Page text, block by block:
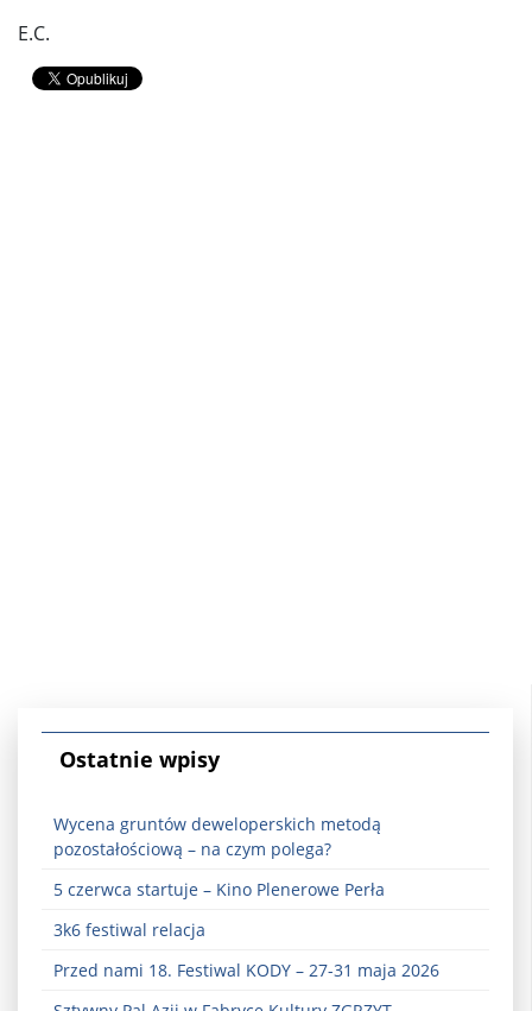
E.C.
Ostatnie wpisy
Wycena gruntów deweloperskich metodą
pozostałościową – na czym polega?
5 czerwca startuje – Kino Plenerowe Perła
3k6 festiwal relacja
Przed nami 18. Festiwal KODY – 27-31 maja 2026